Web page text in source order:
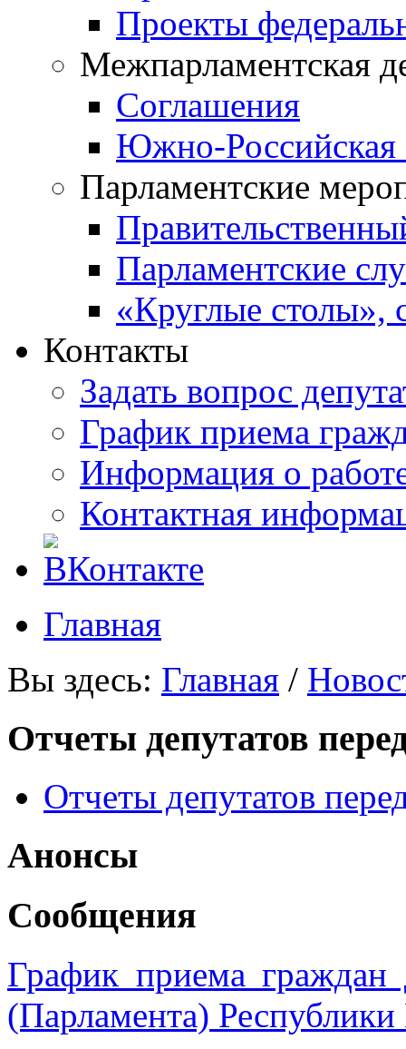
Проекты
Межпарламентская
Соглашения
Южно-Российская
Парламентские
Парламентские
«Круглые столы»,
Контакты
Задать вопрос
График приема
Информация о
Контактная
Главная
Вы здесь: Главная /
Отчеты депутатов
Отчеты депутатов
Анонсы
Сообщения
График приема граждан
(Парламента)